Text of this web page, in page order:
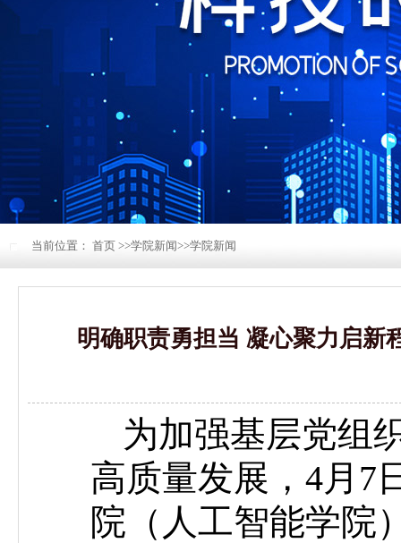
当前位置： 首页 >>学院新闻>>学院新闻
明确职责勇担当 凝心聚力启
为加强基层党组
高质量发展，4月7
院（人工智能学院